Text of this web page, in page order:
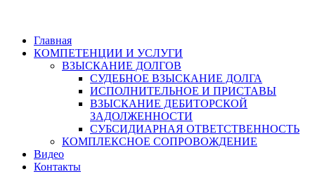
Главная
КОМПЕТЕНЦИИ И УСЛУГИ
ВЗЫСКАНИЕ ДОЛГОВ
СУДЕБНОЕ ВЗЫСКАНИЕ ДОЛГА
ИСПОЛНИТЕЛЬНОЕ И ПРИСТАВЫ
ВЗЫСКАНИЕ ДЕБИТОРСКОЙ
ЗАДОЛЖЕННОСТИ
СУБСИДИАРНАЯ ОТВЕТСТВЕННОСТЬ
КОМПЛЕКСНОЕ СОПРОВОЖДЕНИЕ
Видео
Контакты